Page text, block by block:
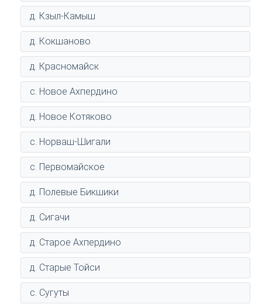
д. Кзыл-Камыш
д. Кокшаново
д. Красномайск
с. Новое Ахпердино
д. Новое Котяково
с. Норваш-Шигали
с. Первомайское
д. Полевые Бикшики
д. Сигачи
д. Старое Ахпердино
д. Старые Тойси
с. Сугуты